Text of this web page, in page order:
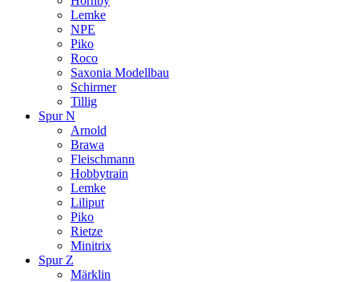
Lemke
NPE
Piko
Roco
Saxonia Modellbau
Schirmer
Tillig
Spur N
Arnold
Brawa
Fleischmann
Hobbytrain
Lemke
Liliput
Piko
Rietze
Minitrix
Spur Z
Märklin